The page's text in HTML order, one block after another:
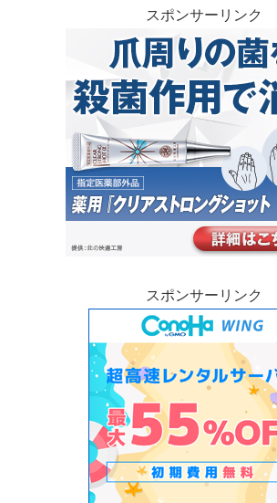
スポンサーリンク
スポンサーリンク